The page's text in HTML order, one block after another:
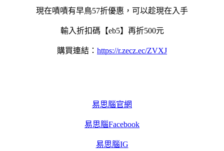
現在嘖嘖有早鳥57折優惠，可以趁現在入手
輸入折扣碼【eb5】再折500元
購買連結： https://r.zecz.ec/ZVXJ
易思腦官網
易思腦Facebook
易思腦IG